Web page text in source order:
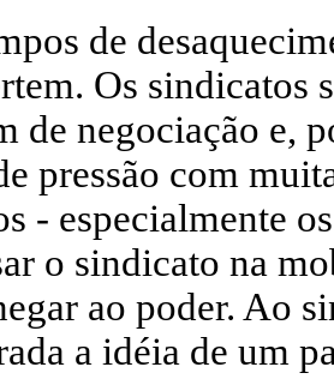
de
Os sindicatos
de negociação e,
pressão com
- especialmente
o sindicato na
ao poder. Ao
a idéia de um